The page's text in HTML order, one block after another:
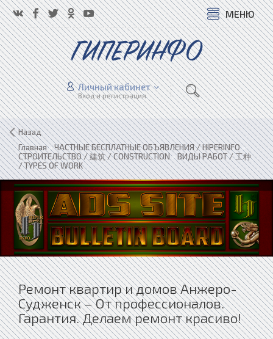
МЕНЮ
ГИПЕРИНФО
Личный кабинет
Вход и регистрация
Назад
Главная»ЧАСТНЫЕ БЕСПЛАТНЫЕ ОБЪЯВЛЕНИЯ / HIPERINFO»
СТРОИТЕЛЬСТВО / 建筑 / CONSTRUCTION»ВИДЫ РАБОТ / 工种
/ TYPES OF WORK
Ремонт квартир и домов Анжеро-
Судженск – От профессионалов.
Гарантия. Делаем ремонт красиво!